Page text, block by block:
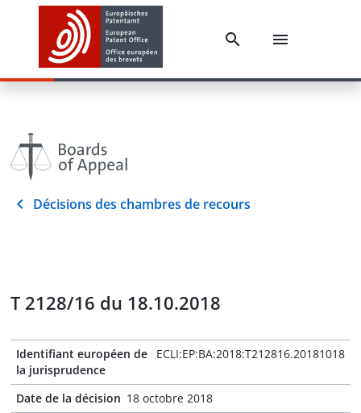
Décisions des chambres de recours
T 2128/16 du 18.10.2018
Identifiant européen de
la jurisprudence
ECLI:EP:BA:2018:T212816.20181018
Date de la décision 18 octobre 2018